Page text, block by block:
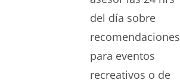
del día sobre
recomendaciones
para eventos
recreativos o de